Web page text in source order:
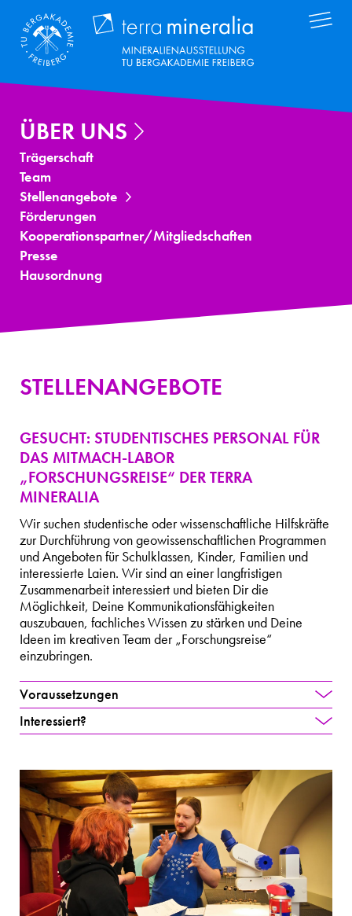
Inhalt
Terra
ÜBER UNS
Trägerschaft
Team
Stellenangebote
Förderungen
Kooperationspartner/Mitgliedschaften
Presse
Hausordnung
STELLENANGEBOTE
GESUCHT: STUDENTISCHES PERSONAL FÜR
DAS MITMACH-LABOR
„FORSCHUNGSREISE“ DER TERRA
MINERALIA
Wir suchen studentische oder wissenschaftliche Hilfskräfte
zur Durchführung von geowissenschaftlichen Programmen
und Angeboten für Schulklassen, Kinder, Familien und
interessierte Laien. Wir sind an einer langfristigen
Zusammenarbeit interessiert und bieten Dir die
Möglichkeit, Deine Kommunikationsfähigkeiten
auszubauen, fachliches Wissen zu stärken und Deine
Ideen im kreativen Team der „Forschungsreise“
einzubringen.
Voraussetzungen
Interessiert?